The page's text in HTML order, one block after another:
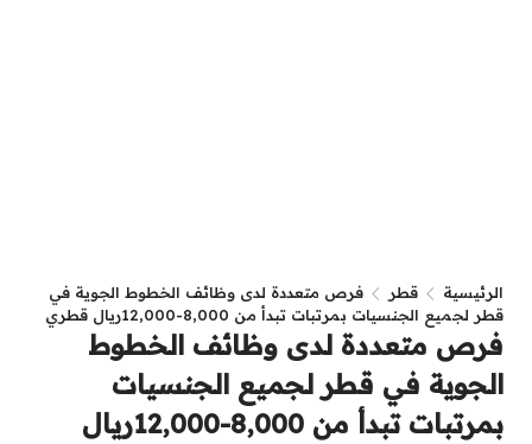
الرئيسية قطر
فرص متعددة لدى وظائف الخطوط الجوية في
قطر لجميع الجنسيات بمرتبات تبدأ من 8,000-12,000ريال قطري
فرص متعددة لدى وظائف الخطوط
الجوية في قطر لجميع الجنسيات
بمرتبات تبدأ من 8,000-12,000ريال